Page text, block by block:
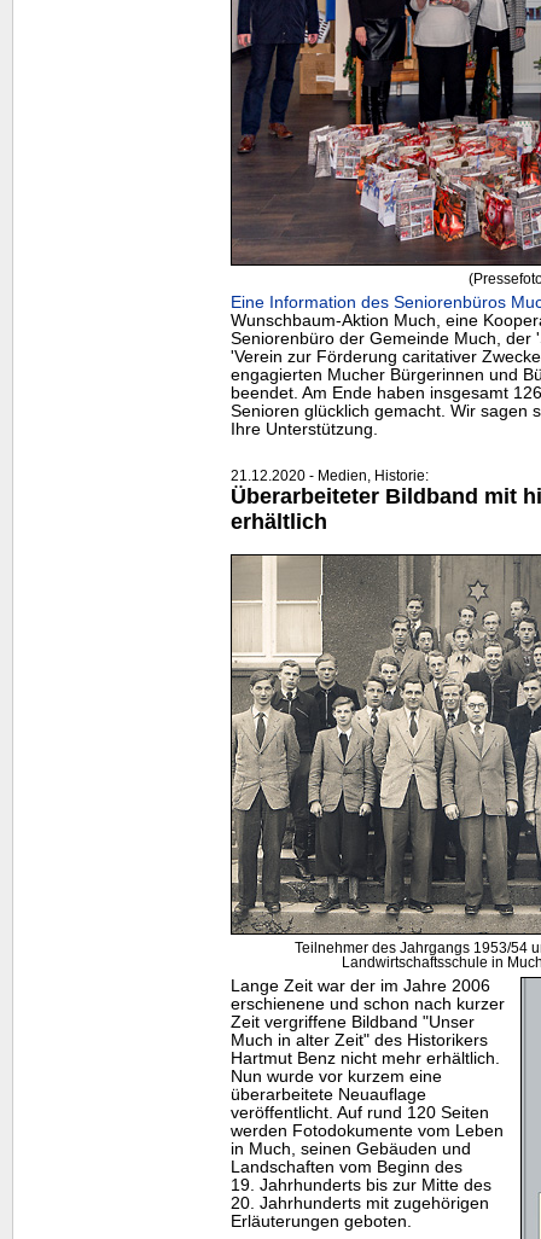
Eine Information des Seniorenbüros
Wunschbaum-Aktion Much, eine
Seniorenbüro der Gemeinde Much, der
'Verein zur Förderung caritativer
engagierten Mucher Bürgerinnen und
beendet. Am Ende haben insgesamt
Senioren glücklich gemacht. Wir sagen
Ihre Unterstützung.
21.12.2020 - Medien, Historie:
Überarbeiteter Bildband mit
erhältlich
Teilnehmer des Jahrgangs 1953/54
Landwirtschaftsschule in
Lange Zeit war der im Jahre 2006
erschienene und schon nach kurzer
Zeit vergriffene Bildband "Unser
Much in alter Zeit" des Historikers
Hartmut Benz nicht mehr erhältlich.
Nun wurde vor kurzem eine
überarbeitete Neuauflage
veröffentlicht. Auf rund 120 Seiten
werden Fotodokumente vom Leben
in Much, seinen Gebäuden und
Landschaften vom Beginn des
19. Jahrhunderts bis zur Mitte des
20. Jahrhunderts mit zugehörigen
Erläuterungen geboten.